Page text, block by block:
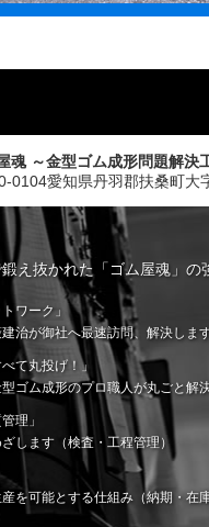
魂 ～金型ゴム成形問題解決
0104愛知県丹羽郡扶桑町
え抜かれた「ゴム屋魂」の
ワーク」
治が御社へ最速訪問、解決しま
て丸投げ！」
ゴム成形のプロ職人が丸ごと解
理」
します（検査・工程管理）
を可能とする仕組み（納期・在